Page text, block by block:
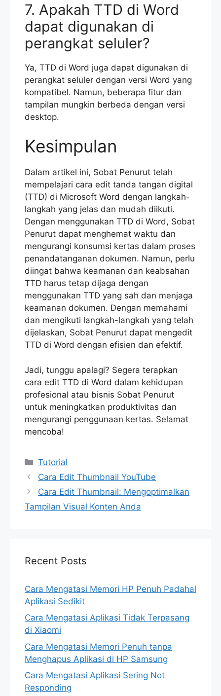
7. Apakah TTD di Word
dapat digunakan di
perangkat seluler?
Ya, TTD di Word juga dapat digunakan di
perangkat seluler dengan versi Word yang
kompatibel. Namun, beberapa fitur dan
tampilan mungkin berbeda dengan versi
desktop.
Kesimpulan
Dalam artikel ini, Sobat Penurut telah
mempelajari cara edit tanda tangan digital
(TTD) di Microsoft Word dengan langkah-
langkah yang jelas dan mudah diikuti.
Dengan menggunakan TTD di Word, Sobat
Penurut dapat menghemat waktu dan
mengurangi konsumsi kertas dalam proses
penandatanganan dokumen. Namun, perlu
diingat bahwa keamanan dan keabsahan
TTD harus tetap dijaga dengan
menggunakan TTD yang sah dan menjaga
keamanan dokumen. Dengan memahami
dan mengikuti langkah-langkah yang telah
dijelaskan, Sobat Penurut dapat mengedit
TTD di Word dengan efisien dan efektif.
Jadi, tunggu apalagi? Segera terapkan
cara edit TTD di Word dalam kehidupan
profesional atau bisnis Sobat Penurut
untuk meningkatkan produktivitas dan
mengurangi penggunaan kertas. Selamat
mencoba!
Categories
Tutorial
Cara Edit Thumbnail YouTube
Cara Edit Thumbnail: Mengoptimalkan
Tampilan Visual Konten Anda
Recent Posts
Cara Mengatasi Memori HP Penuh Padahal
Aplikasi Sedikit
Cara Mengatasi Aplikasi Tidak Terpasang
di Xiaomi
Cara Mengatasi Memori Penuh tanpa
Menghapus Aplikasi di HP Samsung
Cara Mengatasi Aplikasi Sering Not
Responding